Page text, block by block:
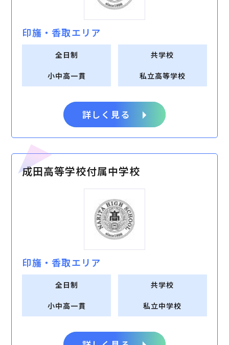
印旛・⾹取エリア
全日制 共学校
小中高一貫 私立高等学校
詳しく見る
成田高等学校付属中学校
印旛・⾹取エリア
全日制 共学校
小中高一貫 私立中学校